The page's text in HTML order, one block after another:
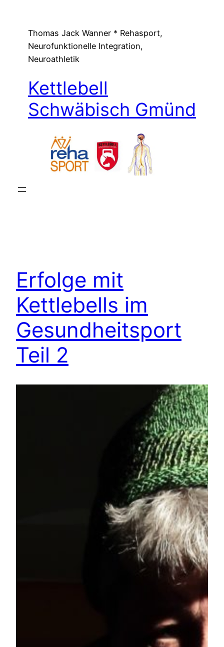
springenThomas Jack Wanner * Rehasport,
Neurofunktionelle Integration,
Neuroathletik
Kettlebell
Schwäbisch Gmünd
Erfolge mit
Kettlebells im
Gesundheitsport
Teil 2